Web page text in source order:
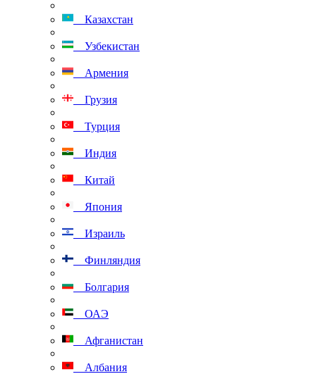
Казахстан
Узбекистан
Армения
Грузия
Турция
Индия
Китай
Япония
Израиль
Финляндия
Болгария
ОАЭ
Афганистан
Албания